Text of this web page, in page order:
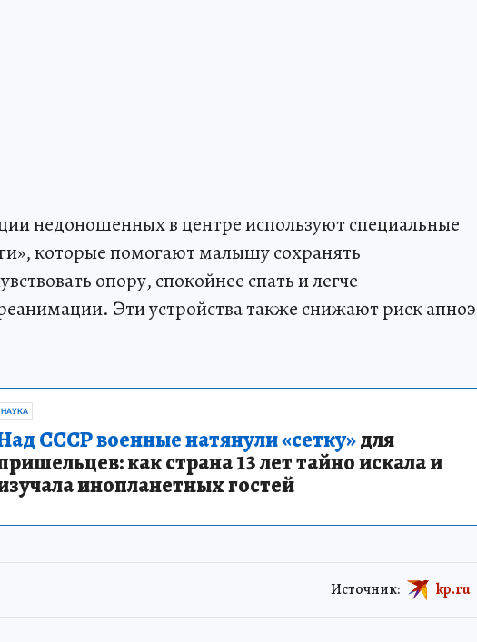
недоношенных в центре используют специальные
которые помогают малышу сохранять
опору, спокойнее спать и легче
Эти устройства также снижают риск апноэ
НАУКА
СССР военные натянули «сетку»для
как страна 13 лет тайно искала и
инопланетных гостей
Источник: kp.ru